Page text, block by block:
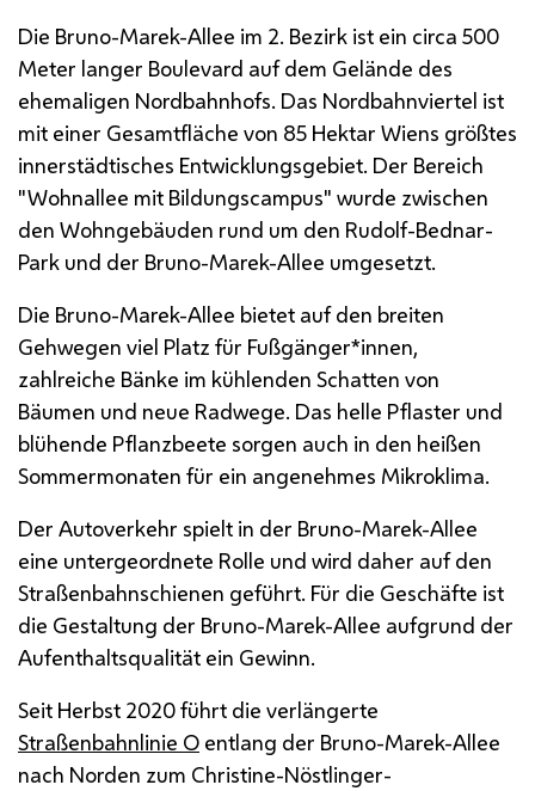
Die Bruno-Marek-Allee im 2. Bezirk ist ein circa 500
Meter langer Boulevard auf dem Gelände des
ehemaligen Nordbahnhofs. Das Nordbahnviertel ist
mit einer Gesamtfläche von 85 Hektar Wiens größtes
innerstädtisches Entwicklungsgebiet. Der Bereich
"Wohnallee mit Bildungscampus" wurde zwischen
den Wohngebäuden rund um den Rudolf-Bednar-
Park und der Bruno-Marek-Allee umgesetzt.
Die Bruno-Marek-Allee bietet auf den breiten
Gehwegen viel Platz für Fußgänger*innen,
zahlreiche Bänke im kühlenden Schatten von
Bäumen und neue Radwege. Das helle Pflaster und
blühende Pflanzbeete sorgen auch in den heißen
Sommermonaten für ein angenehmes Mikroklima.
Der Autoverkehr spielt in der Bruno-Marek-Allee
eine untergeordnete Rolle und wird daher auf den
Straßenbahnschienen geführt. Für die Geschäfte ist
die Gestaltung der Bruno-Marek-Allee aufgrund der
Aufenthaltsqualität ein Gewinn.
Seit Herbst 2020 führt die verlängerte
Straßenbahnlinie O entlang der Bruno-Marek-Allee
nach Norden zum Christine-Nöstlinger-